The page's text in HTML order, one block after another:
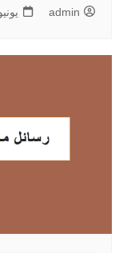
admin يونيو 13,